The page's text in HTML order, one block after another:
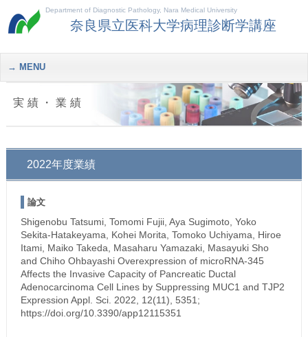
Department of Diagnostic Pathology, Nara Medical University
奈良県立医科大学病理診断学講座
MENU
実績・業績
2022年度業績
論文
Shigenobu Tatsumi, Tomomi Fujii, Aya Sugimoto, Yoko
Sekita-Hatakeyama, Kohei Morita, Tomoko Uchiyama, Hiroe
Itami, Maiko Takeda, Masaharu Yamazaki, Masayuki Sho
and Chiho Ohbayashi Overexpression of microRNA-345
Affects the Invasive Capacity of Pancreatic Ductal
Adenocarcinoma Cell Lines by Suppressing MUC1 and TJP2
Expression Appl. Sci. 2022, 12(11), 5351;
https://doi.org/10.3390/app12115351